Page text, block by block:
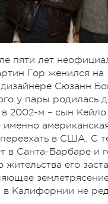
пяти лет
Гор женился на
Сюзанн
у пары родилась
в 2002-м – сын
именно
переехать в США. С
в Санта-Барбаре и
жительства его
в Калифорнии не